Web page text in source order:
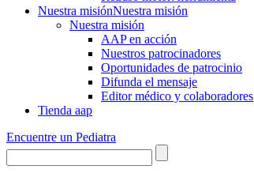
Nuestra misiónNuestra misión
Nuestra misión
AAP en acción
Nuestros patrocinadores
Oportunidades de patrocinio
Difunda el mensaje
Editor médico y colaboradores
Tienda aap
Encuentre un Pediatra